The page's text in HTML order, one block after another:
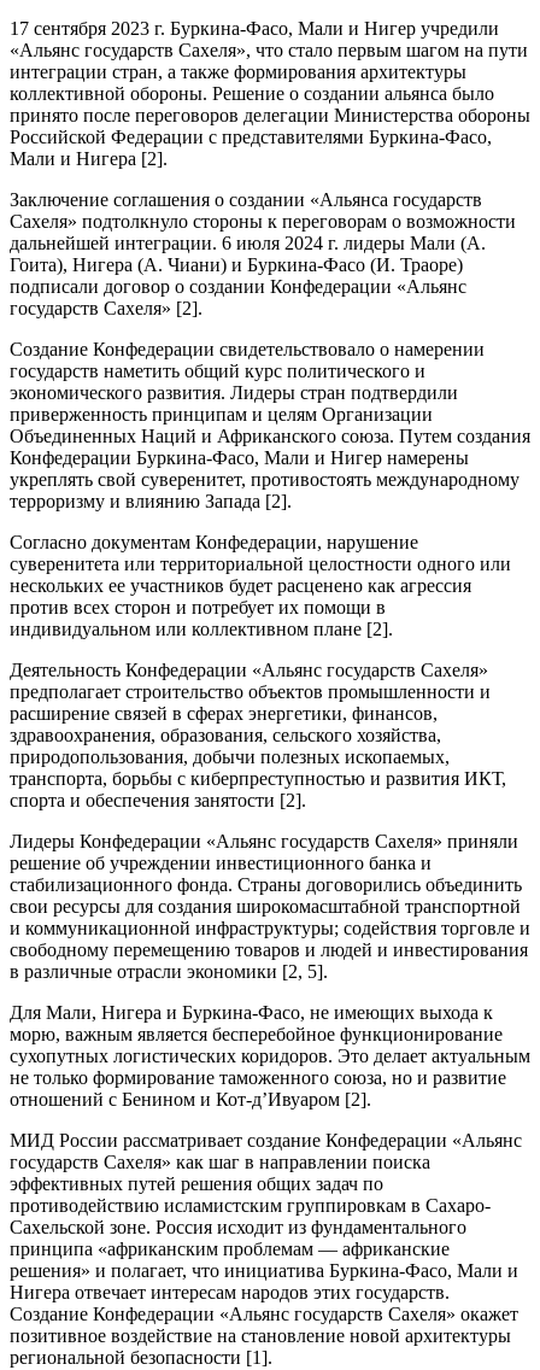
17 сентября 2023 г. Буркина-Фасо, Мали и Нигер учредили
«Альянс государств Сахеля», что стало первым шагом на пути
интеграции стран, а также формирования архитектуры
коллективной обороны. Решение о создании альянса было
принято после переговоров делегации Министерства обороны
Российской Федерации с представителями Буркина-Фасо,
Мали и Нигера [2].
Заключение соглашения о создании «Альянса государств
Сахеля» подтолкнуло стороны к переговорам о возможности
дальнейшей интеграции. 6 июля 2024 г. лидеры Мали (А.
Гоита), Нигера (А. Чиани) и Буркина-Фасо (И. Траоре)
подписали договор о создании Конфедерации «Альянс
государств Сахеля» [2].
Создание Конфедерации свидетельствовало о намерении
государств наметить общий курс политического и
экономического развития. Лидеры стран подтвердили
приверженность принципам и целям Организации
Объединенных Наций и Африканского союза. Путем создания
Конфедерации Буркина-Фасо, Мали и Нигер намерены
укреплять свой суверенитет, противостоять международному
терроризму и влиянию Запада [2].
Согласно документам Конфедерации, нарушение
суверенитета или территориальной целостности одного или
нескольких ее участников будет расценено как агрессия
против всех сторон и потребует их помощи в
индивидуальном или коллективном плане [2].
Деятельность Конфедерации «Альянс государств Сахеля»
предполагает строительство объектов промышленности и
расширение связей в сферах энергетики, финансов,
здравоохранения, образования, сельского хозяйства,
природопользования, добычи полезных ископаемых,
транспорта, борьбы с киберпреступностью и развития ИКТ,
спорта и обеспечения занятости [2].
Лидеры Конфедерации «Альянс государств Сахеля» приняли
решение об учреждении инвестиционного банка и
стабилизационного фонда. Cтраны договорились объединить
свои ресурсы для создания широкомасштабной транспортной
и коммуникационной инфраструктуры; содействия торговле и
свободному перемещению товаров и людей и инвестирования
в различные отрасли экономики [2, 5].
Для Мали, Нигера и Буркина-Фасо, не имеющих выхода к
морю, важным является бесперебойное функционирование
сухопутных логистических коридоров. Это делает актуальным
не только формирование таможенного союза, но и развитие
отношений с Бенином и Кот-д’Ивуаром [2].
МИД России рассматривает создание Конфедерации «Альянс
государств Сахеля» как шаг в направлении поиска
эффективных путей решения общих задач по
противодействию исламистским группировкам в Сахаро-
Сахельской зоне. Россия исходит из фундаментального
принципа «африканским проблемам — африканские
решения» и полагает, что инициатива Буркина-Фасо, Мали и
Нигера отвечает интересам народов этих государств.
Создание Конфедерации «Альянс государств Сахеля» окажет
позитивное воздействие на становление новой архитектуры
региональной безопасности [1].